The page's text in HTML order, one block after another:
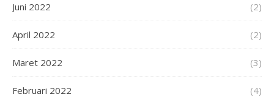
Juni 2022 (2)
April 2022 (2)
Maret 2022 (3)
Februari 2022 (4)